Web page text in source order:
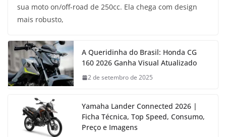
sua moto on/off-road de 250cc. Ela chega com design
mais robusto,
A Queridinha do Brasil: Honda CG
160 2026 Ganha Visual Atualizado
2 de setembro de 2025
Yamaha Lander Connected 2026 |
Ficha Técnica, Top Speed, Consumo,
Preço e Imagens